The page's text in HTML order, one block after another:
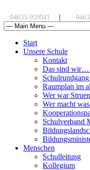
04633-959941 |
Start
Unsere Schule
Kontakt
Das sind wir…
Raumplan im
Wer war
Wer macht
Schulverband
Menschen
Schulleitung
Kollegium